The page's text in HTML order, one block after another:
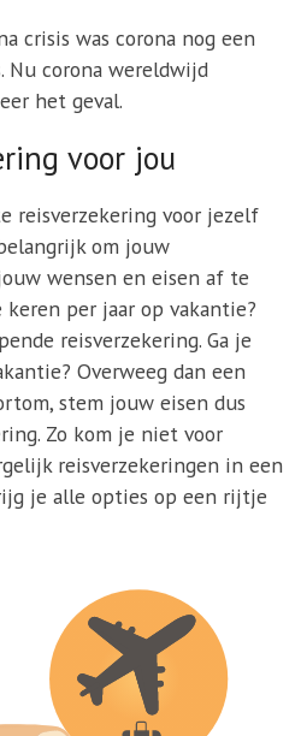
crisis was corona nog een
Nu corona wereldwijd
het geval.
voor jou
reisverzekering voor jezelf
om jouw
wensen en eisen af te
keren per jaar op vakantie?
reisverzekering. Ga je
Overweeg dan een
stem jouw eisen dus
Zo kom je niet voor
reisverzekeringen in een
je alle opties op een rijtje